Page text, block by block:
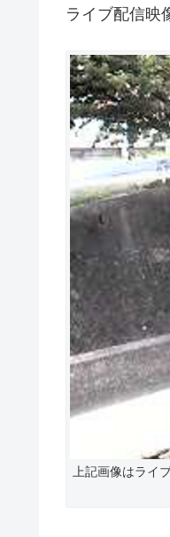
ライブ配信映
上記画像はライ